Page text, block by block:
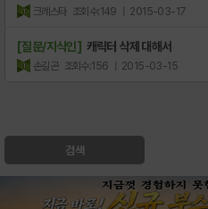
크레스타 조회수:149 | 2015-03-17
[질문/지식인] 캐릭터 삭제 대해서
손길곤 조회수:156 | 2015-03-15
검색